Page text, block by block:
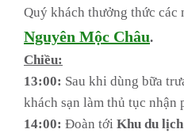
Quý khách thưởng thức các
Nguyên Mộc Châu.
Chiều:
13:00: Sau khi dùng bữa
khách sạn làm thủ tục nhận
14:00: Đoàn tới Khu du